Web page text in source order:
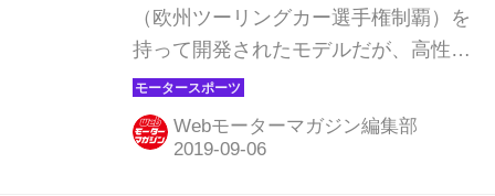
（欧州ツーリングカー選手権制覇）を
持って開発されたモデルだが、高性能
なセダンという個性は販売面でも大成
功、その後のMモデルの方向性に大き
な影響を与えることになった。
Webモーターマガジン編集部